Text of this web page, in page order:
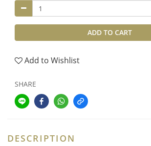
ADD TO CART
Add to Wishlist
SHARE
DESCRIPTION